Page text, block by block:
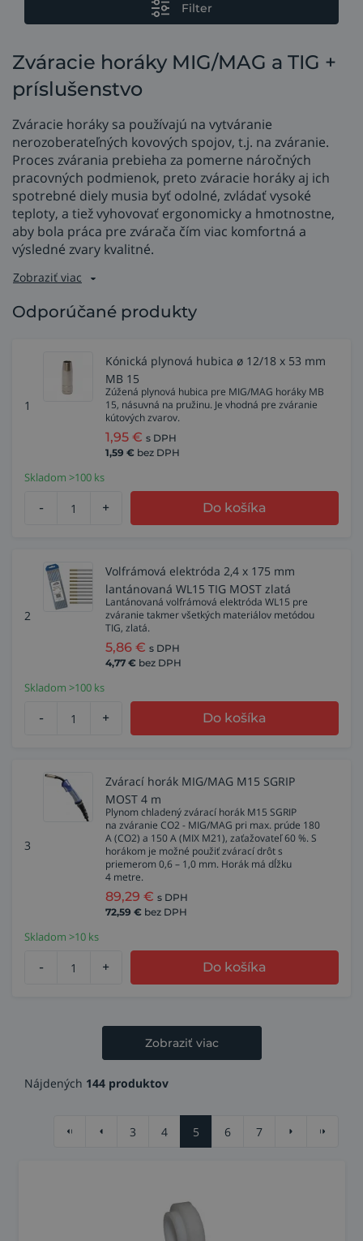
Filter
Zváracie horáky MIG/MAG a TIG +
príslušenstvo
Zváracie horáky sa používajú na vytváranie
nerozoberateľných kovových spojov, t.j. na zváranie.
Proces zvárania prebieha za pomerne náročných
pracovných podmienok, preto zváracie horáky aj ich
spotrebné diely musia byť odolné, zvládať vysoké
teploty, a tiež vyhovovať ergonomicky a hmotnostne,
aby bola práca pre zvárača čím viac komfortná a
výsledné zvary kvalitné.
Zobraziť viac
Odporúčané produkty
1
Kónická plynová hubica ø 12/18 x 53 mm
MB 15
Zúžená plynová hubica pre MIG/MAG horáky MB
15, násuvná na pružinu. Je vhodná pre zváranie
kútových zvarov.
1,95 € s DPH
1,59 € bez DPH
Skladom >100 ks
- + Do košíka
2
Volfrámová elektróda 2,4 x 175 mm
lantánovaná WL15 TIG MOST zlatá
Lantánovaná volfrámová elektróda WL15 pre
zváranie takmer všetkých materiálov metódou
TIG, zlatá.
5,86 € s DPH
4,77 € bez DPH
Skladom >100 ks
- + Do košíka
3
Zvárací horák MIG/MAG M15 SGRIP
MOST 4 m
Plynom chladený zvárací horák M15 SGRIP
na zváranie CO2 - MIG/MAG pri max. prúde 180
A (CO2) a 150 A (MIX M21), zaťažovateľ 60 %. S
horákom je možné použiť zvárací drôt s
priemerom 0,6 – 1,0 mm. Horák má dĺžku
4 metre.
89,29 € s DPH
72,59 € bez DPH
Skladom >10 ks
- + Do košíka
Zobraziť viac
Nájdených 144 produktov
3 4 5 6 7